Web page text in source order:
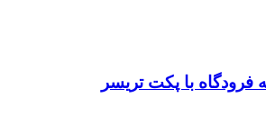
با پکت تریسر